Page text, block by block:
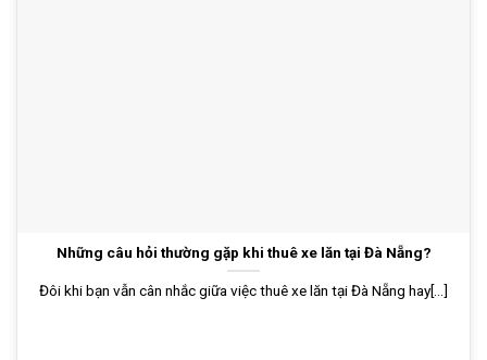
Những câu hỏi thường gặp khi thuê xe lăn tại Đà Nẵng?
Đôi khi bạn vẫn cân nhắc giữa việc thuê xe lăn tại Đà Nẵng hay[...]